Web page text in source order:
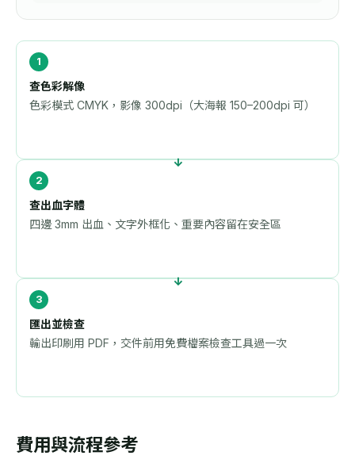
查色彩解像
色彩模式 CMYK，影像 300dpi（大海報 150–200dpi 可）
查出血字體
四邊 3mm 出血、文字外框化、重要內容留在安全區
匯出並檢查
輸出印刷用 PDF，交件前用免費檔案檢查工具過一次
費用與流程參考